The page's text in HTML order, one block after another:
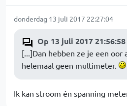
donderdag 13 juli 2017 22:27:04
Op 13 juli 2017
[...]Dan hebben ze je een oor
helemaal geen multimeter.
Ik kan stroom én spanning